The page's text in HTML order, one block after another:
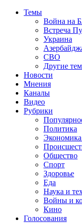
Темы
Война на
Встреча
Украина
СВО
Другие
Новости
Мнения
Каналы
Видео
Рубрики
Политика
Общество
Спорт
Здоровье
Еда
Наука и
Войны и
Кино
Голосования